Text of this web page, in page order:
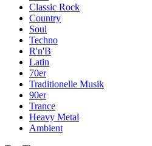
Classic Rock
Country
Soul
Techno
R'n'B
Latin
70er
Traditionelle Musik
90er
Trance
Heavy Metal
Ambient